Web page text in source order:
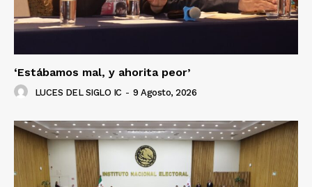
‘Estábamos mal, y ahorita peor’
LUCES DEL SIGLO IC - 9 Agosto, 2026